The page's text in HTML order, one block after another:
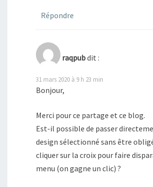
Répondre
raqpubdit :
31 mars 2020 à 9 h 23 min
Bonjour,
Merci pour ce partage et ce blog.
Est-il possible de passer
design sélectionné sans être
cliquer sur la croix pour faire
menu (on gagne un clic) ?